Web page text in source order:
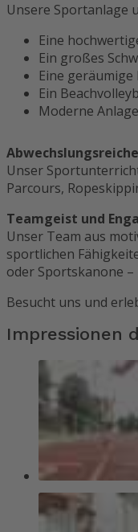
Unsere Sportanlage
Eine
Ein großes
Eine
Ein
Moderne
Unser
Parcours,
Teamgeist und
Unser Team aus
sportlichen
oder Sportskanone
Besucht uns und
Impressionen